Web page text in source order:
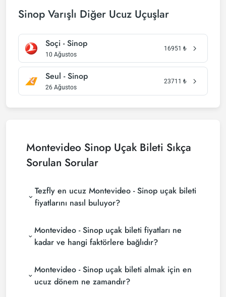
Sinop Varışlı Diğer Ucuz Uçuşlar
Soçi - Sinop
10 Ağustos
16951 ₺
Seul - Sinop
26 Ağustos
23711 ₺
Montevideo Sinop Uçak Bileti Sıkça
Sorulan Sorular
Tezfly en ucuz Montevideo - Sinop uçak bileti
fiyatlarını nasıl buluyor?
fiyatlarını bulmak için tur operatörleri, büyük
rezervasyon siteleri (konsolidatörler) ve yüzlerce
havayolu sitesini aramaktadır. Tezfly sitesinde
arayarak ucuz Montevideo - Sinop uçak biletlerini
bulup karşılaştırabilir ve un uygun biletini
Montevideo - Sinop uçak bileti fiyatları ne
kadar ve hangi faktörlere bağlıdır?
şirketine, seyahat tarihlerinize, bilet sınıfınıza ve
rezervasyon yapılan döneme göre değişiklik
Montevideo - Sinop uçak bileti almak için en
ucuz dönem ne zamandır?